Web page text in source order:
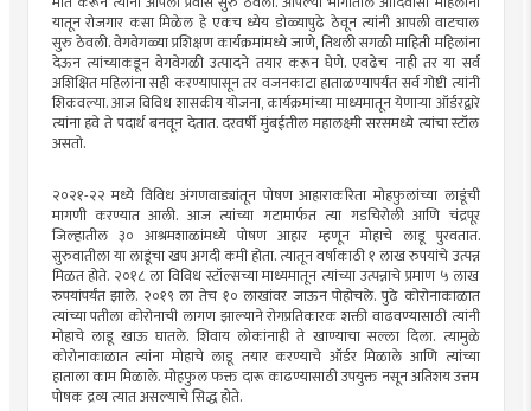
यातून रोजगार कसा मिळेल हे एकच ध्येय डोळ्यापुढे ठेवून त्यांनी आपली वाटचाल
सुरु ठेवली. वेगवेगळ्या प्रशिक्षण कार्यक्रमांमध्ये जाणे, तिथली सगळी माहिती महिलांना
देऊन त्यांच्याकडून वेगवेगळी उत्पादने तयार करून घेणे. एवढेच नाही तर या सर्व
अशिक्षित महिलांना सही करण्यापासून तर वजनकाटा हाताळण्यापर्यंत सर्व गोष्टी त्यांनी
शिकवल्या. आज विविध शासकीय योजना, कार्यक्रमांच्या माध्यमातून येणाऱ्या ऑर्डरद्वारे
त्यांना हवे ते पदार्थ बनवून देतात. दरवर्षी मुंबईतील महालक्ष्मी सरसमध्ये त्यांचा स्टॉल
असतो.
२०२१-२२ मध्ये विविध अंगणवाड्यांतून पोषण आहाराकरिता मोहफुलांच्या लाडूंची
मागणी करण्यात आली. आज त्यांच्या गटामार्फत त्या गडचिरोली आणि चंद्रपूर
जिल्हातील ३० आश्रमशाळांमध्ये पोषण आहार म्हणून मोहाचे लाडू पुरवतात.
सुरुवातीला या लाडूंचा खप अगदी कमी होता. त्यातून वर्षाकाठी १ लाख रुपयांचे उत्पन्न
मिळत होते. २०१८ ला विविध स्टॉल्सच्या माध्यमातून त्यांच्या उत्पन्नाचे प्रमाण ५ लाख
रुपयांपर्यंत झाले. २०१९ ला तेच १० लाखांवर जाऊन पोहोचले. पुढे कोरोनाकाळात
त्यांच्या पतीला कोरोनाची लागण झाल्याने रोगप्रतिकारक शक्ती वाढवण्यासाठी त्यांनी
मोहाचे लाडू खाऊ घातले. शिवाय लोकांनाही ते खाण्याचा सल्ला दिला. त्यामुळे
कोरोनाकाळात त्यांना मोहाचे लाडू तयार करण्याचे ऑर्डर मिळाले आणि त्यांच्या
हाताला काम मिळाले. मोहफुल फक्त दारू काढण्यासाठी उपयुक्त नसून अतिशय उत्तम
पोषक द्रव्य त्यात असल्याचे सिद्ध होते.